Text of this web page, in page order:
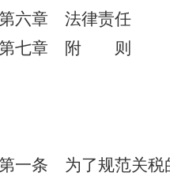
六章 法律责任
七章 附 则
一条 为了规范关税